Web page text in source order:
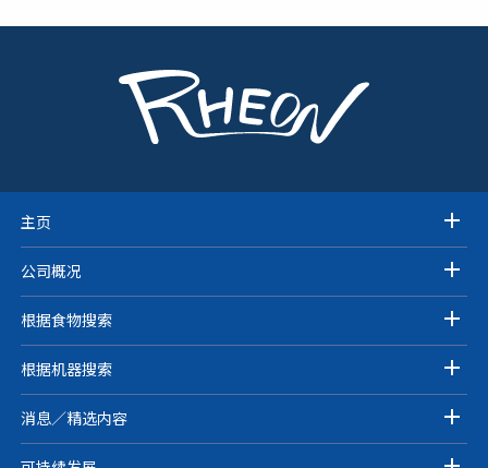
主页
公司概况
根据食物搜索
根据机器搜索
消息／精选内容